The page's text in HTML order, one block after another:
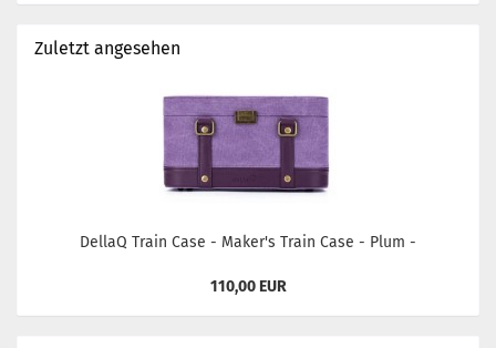
Zuletzt angesehen
DellaQ Train Case - Maker's Train Case - Plum -
110,00 EUR